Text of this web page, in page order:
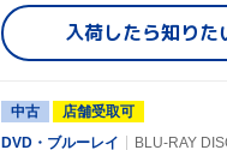
入荷したら知りた
中古
店舗受取可
DVD・ブルーレイ
BLU-RAY